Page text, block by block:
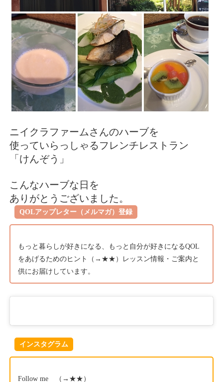
ニイクラファームさんのハーブを
使っていらっしゃるフレンチレストラン
「けんぞう」
こんなハーブな日を
ありがとうございました。
QOLアップレター（メルマガ）登録
もっと暮らしが好きになる、もっと自分が好きになるQOL
をあげるためのヒント（→ ★★）
レッスン情報・ご案内と
供にお届けしています。
インスタグラム
Follow me （→ ★★ ）